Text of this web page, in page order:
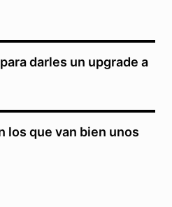
darles un upgrade a
los que van bien unos